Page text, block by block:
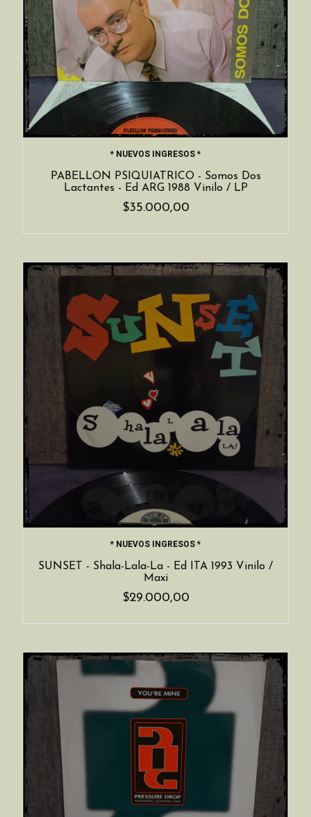
* NUEVOS INGRESOS *
PABELLON PSIQUIATRICO - Somos Dos
Lactantes - Ed ARG 1988 Vinilo / LP
$35.000,00
* NUEVOS INGRESOS *
SUNSET - Shala-Lala-La - Ed ITA 1993 Vinilo /
Maxi
$29.000,00